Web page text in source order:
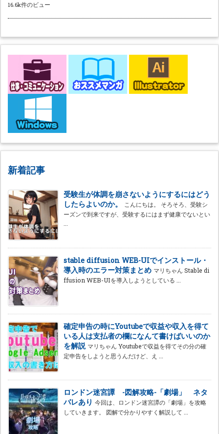
16.6k件のビュー
新着記事
受験生が体調を崩さないようにするにはどう
したらよいのか。
こんにちは。 そろそろ、受験シ
ーズンで到来ですが、受験するにはまず健康でないとい
stable diffusion WEB-UIでインストール・
導入時のエラー対策まとめ マリちゃん Stable di
ffusion WEB-UIを導入しようとしている ...
確定申告の時にYoutubeで収益や収入を得て
いる人は支払者の欄になんて書けばいいのか
を解説 マリちゃん Youtubeで収益を得てその分の確
定申告をしようと思うんだけど、え ...
ロンドン迷宮譚 -図解攻略-「劇場」 ネタ
バレあり 今回は、ロンドン迷宮譚の「劇場」を攻略
していきます。 図解で分かりやすく解説して ...